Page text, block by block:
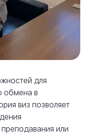
для
обмена в
виз позволяет
или